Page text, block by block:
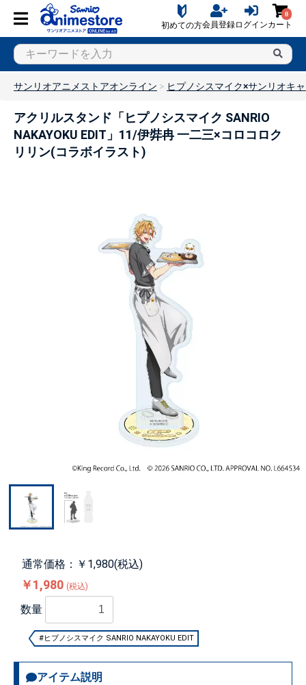
初めての方会員登録ログイン
0
カート
サンリオアニメストアオンライン ヒプノシスマイク×サンリオキ
アクリルスタンド「ヒプノシスマイク SANRIO
NAKAYOKU EDIT」11/伊弉冉 一二三×コロコロク
リリン(コラボイラスト)
通常価格：￥1,980(税込)
￥1,980 (税込)
数量
#ヒプノシスマイク SANRIO NAKAYOKU EDIT
アイテム説明